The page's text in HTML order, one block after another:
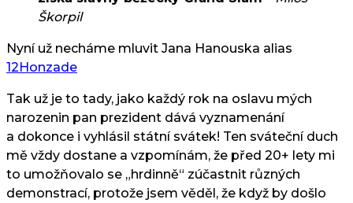
Škorpil
Nyní už necháme mluvit Jana Hanouska alias
12Honzade
Tak už je to tady, jako každý rok na oslavu mých
narozenin pan prezident dává vyznamenání
a dokonce i vyhlásil státní svátek! Ten sváteční duch
mě vždy dostane a vzpomínám, že před 20+ lety mi
to umožňovalo se „hrdinně“ zúčastnit různých
demonstrací, protože jsem věděl, že když by došlo